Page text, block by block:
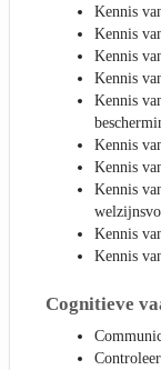
Kennis
Kennis
Kennis
Kennis
Kennis
Kennis
Kennis
Kennis
Kennis
Kennis
Cognitieve